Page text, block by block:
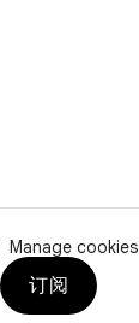
Manage cookies
订阅